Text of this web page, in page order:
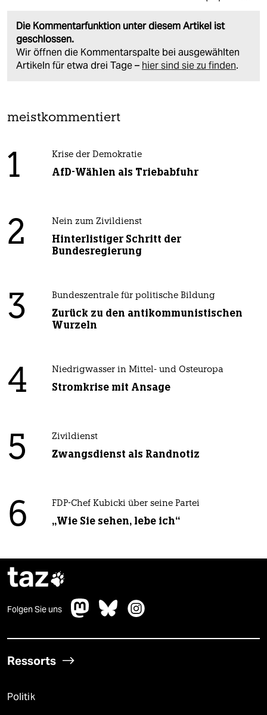
Die Kommentarfunktion unter diesem Artikel ist
geschlossen.
Wir öffnen die Kommentarspalte bei ausgewählten
Artikeln für etwa drei Tage – hier sind sie zu finden.
meistkommentiert
1 Krise der Demokratie
AfD-Wählen als Triebabfuhr
2 Nein zum Zivildienst
Hinterlistiger Schritt der
Bundesregierung
3 Bundeszentrale für politische Bildung
Zurück zu den antikommunistischen
Wurzeln
4 Niedrigwasser in Mittel- und Osteuropa
Stromkrise mit Ansage
5 Zivildienst
Zwangsdienst als Randnotiz
6 FDP-Chef Kubicki über seine Partei
„Wie Sie sehen, lebe ich“
taz
Folgen Sie uns
Ressorts
Politik